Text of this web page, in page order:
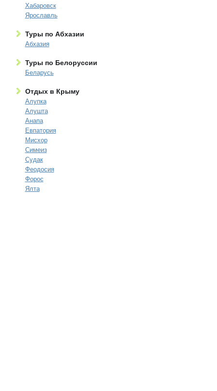
Хабаровск
Ярославль
Туры по Абхазии
Абхазия
Туры по Белоруссии
Беларусь
Отдых в Крыму
Алупка
Алушта
Анапа
Евпатория
Мисхор
Симеиз
Судак
Феодосия
Форос
Ялта